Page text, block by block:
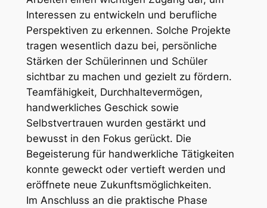
Interessen zu entwickeln und berufliche
Perspektiven zu erkennen. Solche Projekte
tragen wesentlich dazu bei, persönliche
Stärken der Schülerinnen und Schüler
sichtbar zu machen und gezielt zu fördern.
Teamfähigkeit, Durchhaltevermögen,
handwerkliches Geschick sowie
Selbstvertrauen wurden gestärkt und
bewusst in den Fokus gerückt. Die
Begeisterung für handwerkliche Tätigkeiten
konnte geweckt oder vertieft werden und
eröffnete neue Zukunftsmöglichkeiten.
Im Anschluss an die praktische Phase